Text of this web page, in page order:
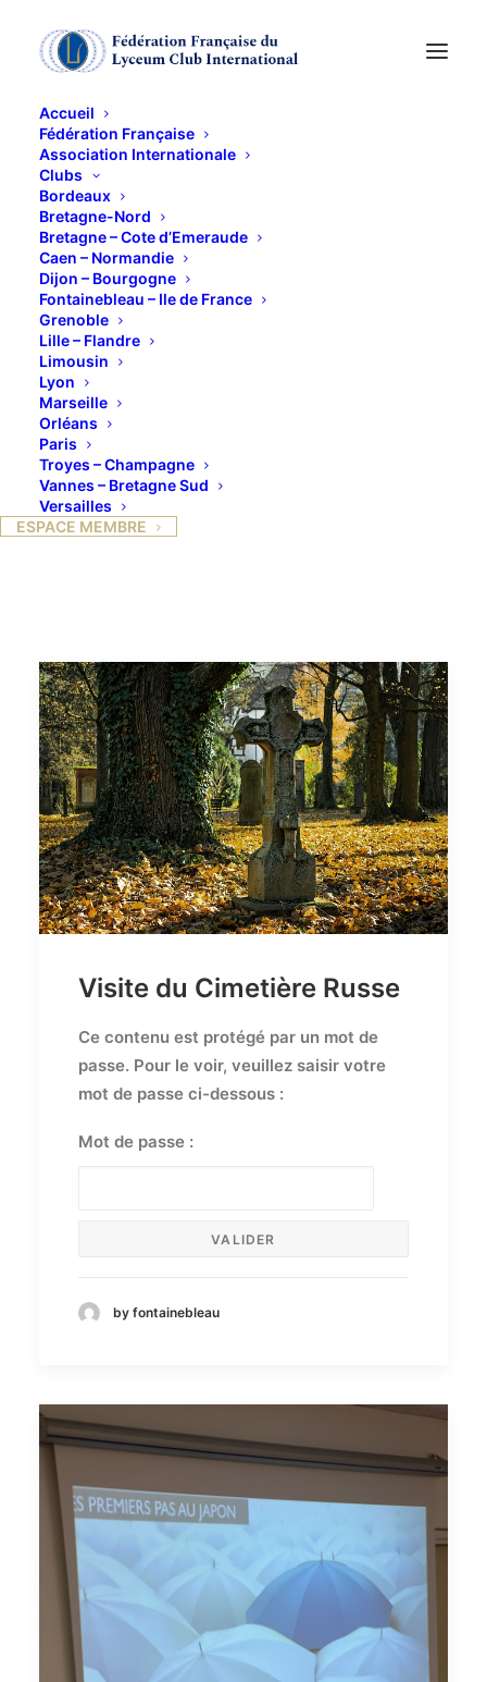
Accueil
Fédération Française
Association Internationale
Clubs
Bordeaux
Bretagne-Nord
Bretagne – Cote d’Emeraude
Caen – Normandie
Dijon – Bourgogne
Fontainebleau – Ile de France
Grenoble
Lille – Flandre
Limousin
Lyon
Marseille
Orléans
Paris
Troyes – Champagne
Vannes – Bretagne Sud
Versailles
ESPACE MEMBRE
fontainebleau
Visite du Cimetière Russe
Ce contenu est protégé par un mot de
passe. Pour le voir, veuillez saisir votre
mot de passe ci-dessous :
Mot de passe :
by fontainebleau